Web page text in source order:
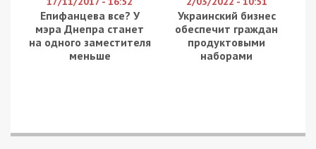
Епифанцева все? У
мэра Днепра станет
на одного заместителя
меньше
Украинский бизнес
обеспечит граждан
продуктовыми
наборами